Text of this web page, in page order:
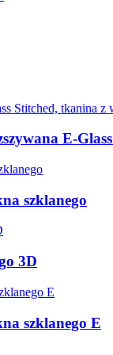
E-
szklanego
3D
szklanego E